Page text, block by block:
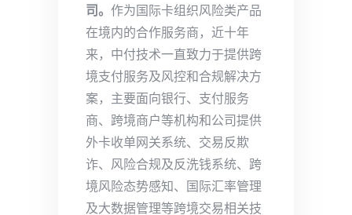
司。 作为国际卡组织风险类产品
在境内的合作服务商，近十年
来，中付技术一直致力于提供跨
境支付服务及风控和合规解决方
案，主要面向银行、支付服务
商、跨境商户等机构和公司提供
外卡收单网关系统、交易反欺
诈、风险合规及反洗钱系统、跨
境风险态势感知、国际汇率管理
及大数据管理等跨境交易相关技